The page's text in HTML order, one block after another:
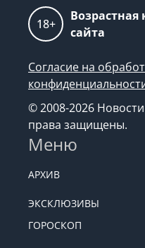
18+
Возрастная
сайта
Согласие на
© 2008-2026
права защищены.
Меню
АРХИВ
ЭКСКЛЮЗИВЫ
ГОРОСКОП